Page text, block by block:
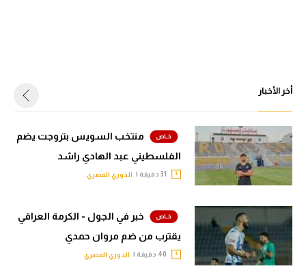
أخر الأخبار
منتخب السويس بتروجت يضم
الفلسطيني عبد الهادي راشد
الدوري المصري
خبر في الجول - الكرمة العراقي
يقترب من ضم مروان حمدي
الدوري المصري